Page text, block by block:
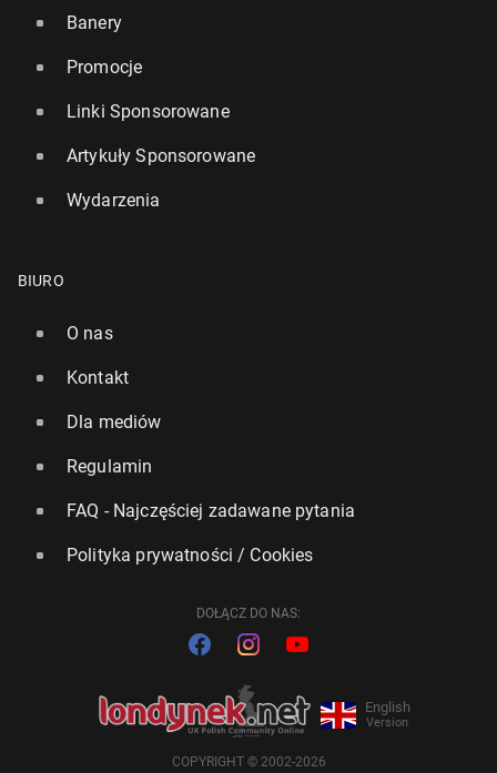
Banery
Promocje
Linki Sponsorowane
Artykuły Sponsorowane
Wydarzenia
BIURO
O nas
Kontakt
Dla mediów
Regulamin
FAQ - Najczęściej zadawane pytania
Polityka prywatności / Cookies
DOŁĄCZ DO NAS:
English
Version
COPYRIGHT © 2002-2026